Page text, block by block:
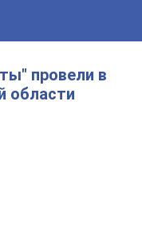
провели в
области